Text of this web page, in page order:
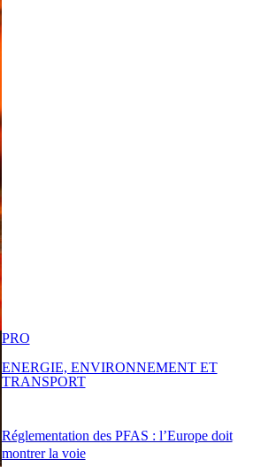
Réglementation des PFAS : l’Europe doit
montrer la voie
PRO
ENERGIE, ENVIRONNEMENT ET
TRANSPORT